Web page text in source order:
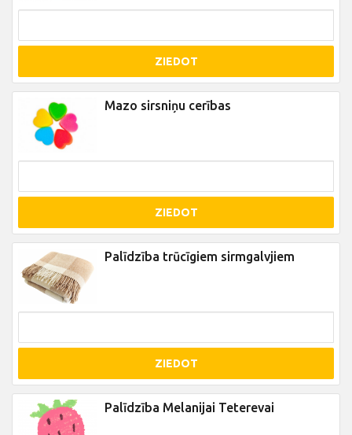
ZIEDOT
Mazo sirsniņu cerības
ZIEDOT
Palīdzība trūcīgiem sirmgalvjiem
ZIEDOT
Palīdzība Melanijai Teterevai